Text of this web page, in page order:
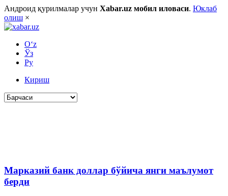
Андроид қурилмалар учун Xabar.uz мобил иловаси. Юклаб
олиш ×
O‘z
Ўз
Ру
Кириш
Марказий банк доллар бўйича янги маълумот
берди